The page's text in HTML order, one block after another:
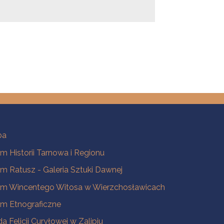
Historii Tarnowa i Regionu
Ratusz - Galeria Sztuki Dawnej
Wincentego Witosa w Wierzchosławicach
Etnograficzne
Felicji Curyłowej w Zalipiu